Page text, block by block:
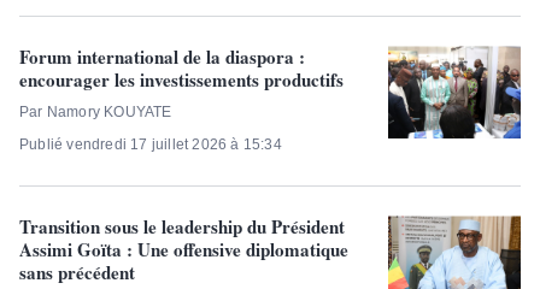
Forum international de la diaspora :
encourager les investissements productifs
Par Namory KOUYATE
Publié vendredi 17 juillet 2026 à 15:34
Transition sous le leadership du Président
Assimi Goïta : Une offensive diplomatique
sans précédent